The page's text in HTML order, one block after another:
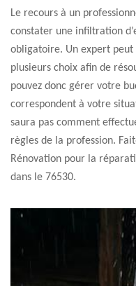
Le recours à un
constater une infiltration
obligatoire. Un expert peut
plusieurs choix afin de
pouvez donc gérer votre
correspondent à votre
saura pas comment
règles de la profession.
Rénovation pour la
dans le 76530.